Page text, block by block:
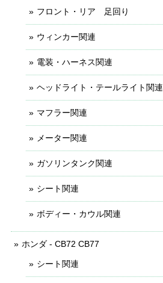
フロント・リア 足回り
ウィンカー関連
電装・ハーネス関連
ヘッドライト・テールライト関連
マフラー関連
メーター関連
ガソリンタンク関連
シート関連
ボディー・カウル関連
ホンダ - CB72 CB77
シート関連